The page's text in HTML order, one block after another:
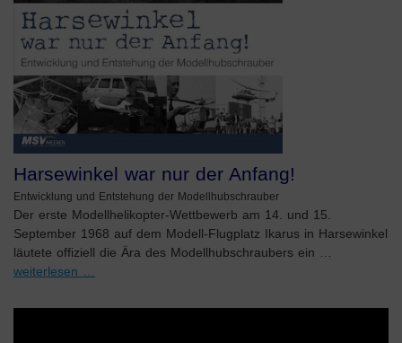
Harsewinkel war nur der Anfang!
Entwicklung und Entstehung der Modellhubschrauber
Der erste Modellhelikopter-Wettbewerb am 14. und 15.
September 1968 auf dem Modell-Flugplatz Ikarus in Harsewinkel
läutete offiziell die Ära des Modellhubschraubers ein …
weiterlesen …